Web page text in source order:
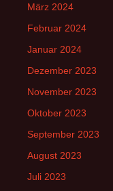
März 2024
Februar 2024
Januar 2024
Dezember 2023
November 2023
Oktober 2023
September 2023
August 2023
Juli 2023